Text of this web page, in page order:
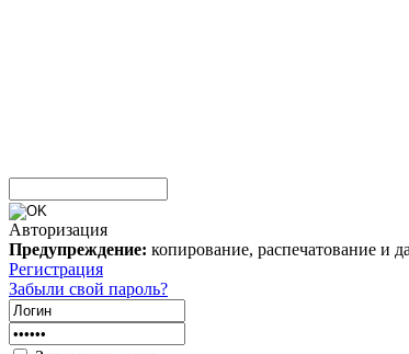
Авторизация
Предупреждение: копирование, распечатование и
Регистрация
Забыли свой пароль?